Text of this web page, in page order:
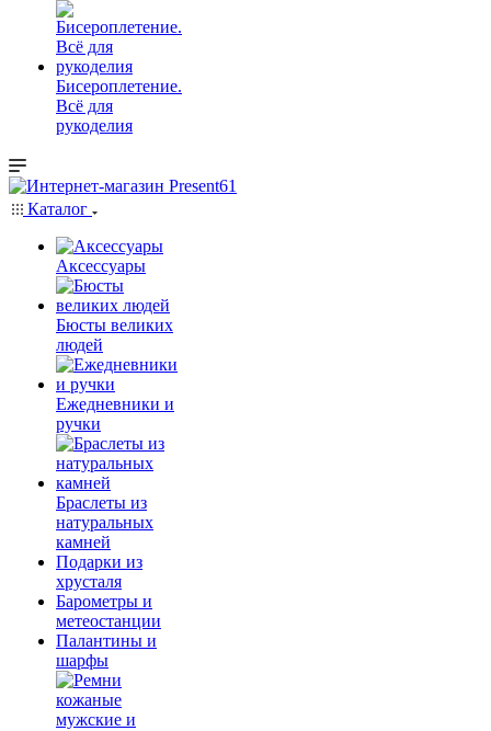
Бисероплетение.
Всё для
рукоделия
Каталог
Аксессуары
Бюсты великих
людей
Ежедневники и
ручки
Браслеты из
натуральных
камней
Подарки из
хрусталя
Барометры и
метеостанции
Палантины и
шарфы